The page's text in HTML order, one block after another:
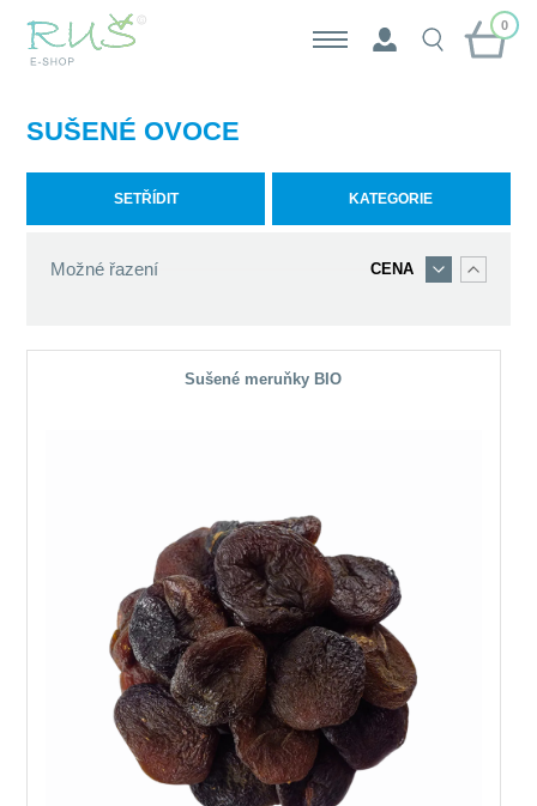
0
SUŠENÉ OVOCE
SETŘÍDIT KATEGORIE
Možné řazení CENA
Sušené meruňky BIO